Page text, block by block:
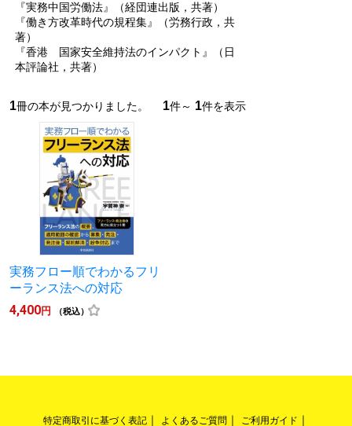
『実務中国労働法』（経団連出版，共著）
『働き方改革時代の規程集』（労務行政，共
著）
『香港 国家安全維持法のインパクト』（日
本評論社，共著）
1冊の本が見つかりました。 1件～ 1件を表示
実務フロー順でわかるフリ
ーランス法への対応
4,400円 （税込）
特定商取引に基づく表記 よくあるご質問 ご利用ガイド